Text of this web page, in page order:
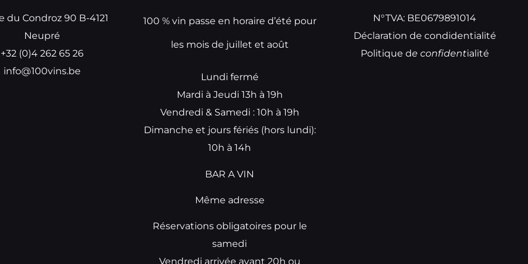
du Condroz 90 B-4121
Neupré
+32 (0)4 262 65 26
info@100vins.be
100 % vin passe en horaire d’été pour
les mois de juillet et août
Lundi fermé
Mardi à Jeudi 13h à 19h
Vendredi & Samedi : 10h à 19h
Dimanche et jours fériés (hors lundi):
10h à 14h
BAR A VIN
Même adresse
Réservations obligatoires pour le
samedi
Vendredi arrivée avant 20h ou
N°TVA: BE0679891014
Déclaration de condidentialité
Politique de confidentialité